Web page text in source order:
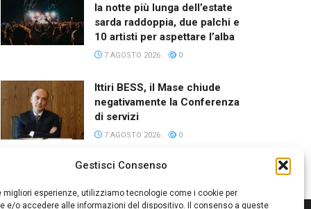
Gestisci Consenso
migliori esperienze, utilizziamo tecnologie come i cookie per
e/o accedere alle informazioni del dispositivo. Il consenso a queste
la notte più lunga dell’estate
sarda raddoppia, due palchi e
10 artisti per aspettare l’alba
7 AGOSTO 2026 0
Ittiri BESS, il Mase chiude
negativamente la Conferenza
di servizi
7 AGOSTO 2026 0